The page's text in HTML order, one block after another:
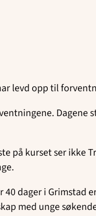
levd opp til
på kurset ser ikke
40 dageri Grimstad
med unge